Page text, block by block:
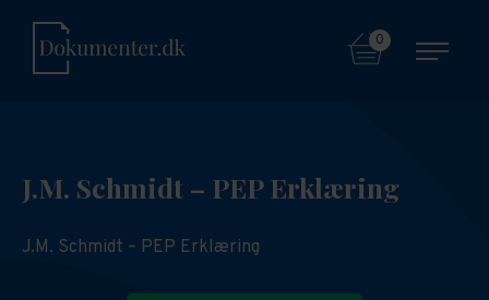
0
J.M. Schmidt – PEP Erklæring
J.M. Schmidt – PEP Erklæring